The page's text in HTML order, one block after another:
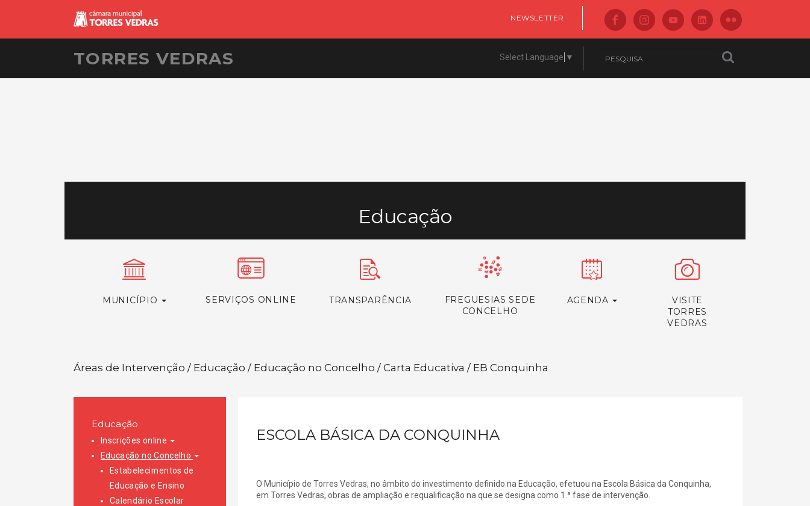
NEWSLETTER
TORRES VEDRAS Select Language ▼
Educação
MUNICÍPIO SERVIÇOS ONLINE TRANSPARÊNCIA
FREGUESIAS SEDE
CONCELHO
AGENDA
VISITE
TORRES
VEDRAS
Áreas de Intervenção / Educação / Educação no Concelho / Carta Educativa / EB Conquinha
Educação
Inscrições online
Educação no Concelho
Estabelecimentos de
Educação e Ensino
Calendário Escolar
ESCOLA BÁSICA DA CONQUINHA
O Município de Torres Vedras, no âmbito do investimento definido na Educação, efetuou na Escola Básica da Conquinha,
em Torres Vedras, obras de ampliação e requalificação na que se designa como 1.ª fase de intervenção.